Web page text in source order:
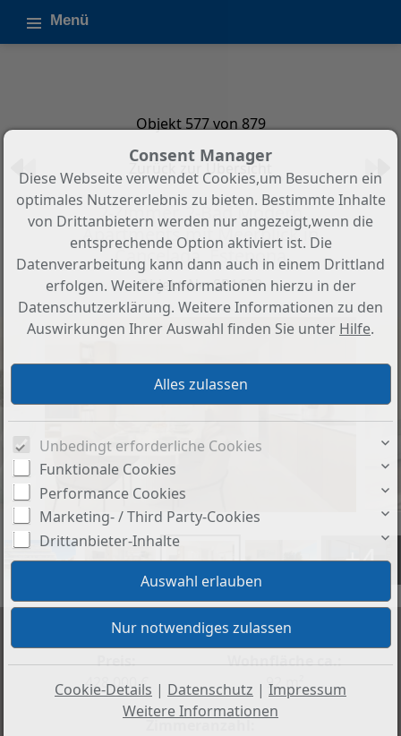
Menü
Objekt 577 von 879
Zurück zur Übersicht
2-Zimmer, 2-Bad Modern
Apartments mit Meerblick in
Cancelada, Estepona
Objekt-Nr.: SP1629
+4
Preis:
428.000 €
Wohnfläche ca.:
92 m²
Consent Manager
Diese Webseite verwendet Cookies,um Besuchern ein
optimales Nutzererlebnis zu bieten. Bestimmte Inhalte
von Drittanbietern werden nur angezeigt,wenn die
entsprechende Option aktiviert ist. Die
Datenverarbeitung kann dann auch in einem Drittland
erfolgen. Weitere Informationen hierzu in der
Datenschutzerklärung. Weitere Informationen zu den
Auswirkungen Ihrer Auswahl finden Sie unter Hilfe.
Unbedingt erforderliche Cookies
Funktionale Cookies
Performance Cookies
Marketing- / Third Party-Cookies
Drittanbieter-Inhalte
Cookie-Details | Datenschutz | Impressum
Weitere Informationen